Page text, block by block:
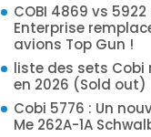
COBI 4869 vs 5922
Enterprise
avions Top Gun !
liste des sets
en 2026 (Sold out)
Cobi 5776 : Un
Me 262A-1A